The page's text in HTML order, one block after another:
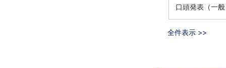
口頭発表（一
全件表示 >>